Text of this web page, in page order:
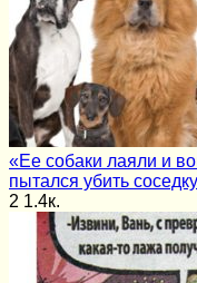
«Ее собаки лаяли и
пытался убить
2 1.4к.